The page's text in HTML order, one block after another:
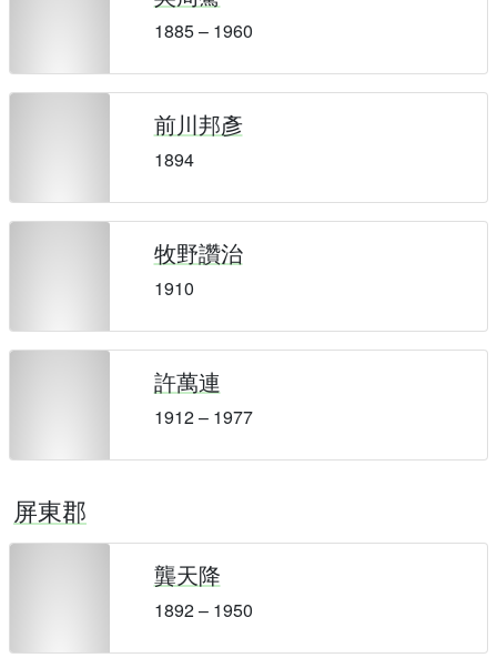
1885 – 1960
前川邦彥
1894
牧野讚治
1910
許萬連
1912 – 1977
屏東郡
龔天降
1892 – 1950